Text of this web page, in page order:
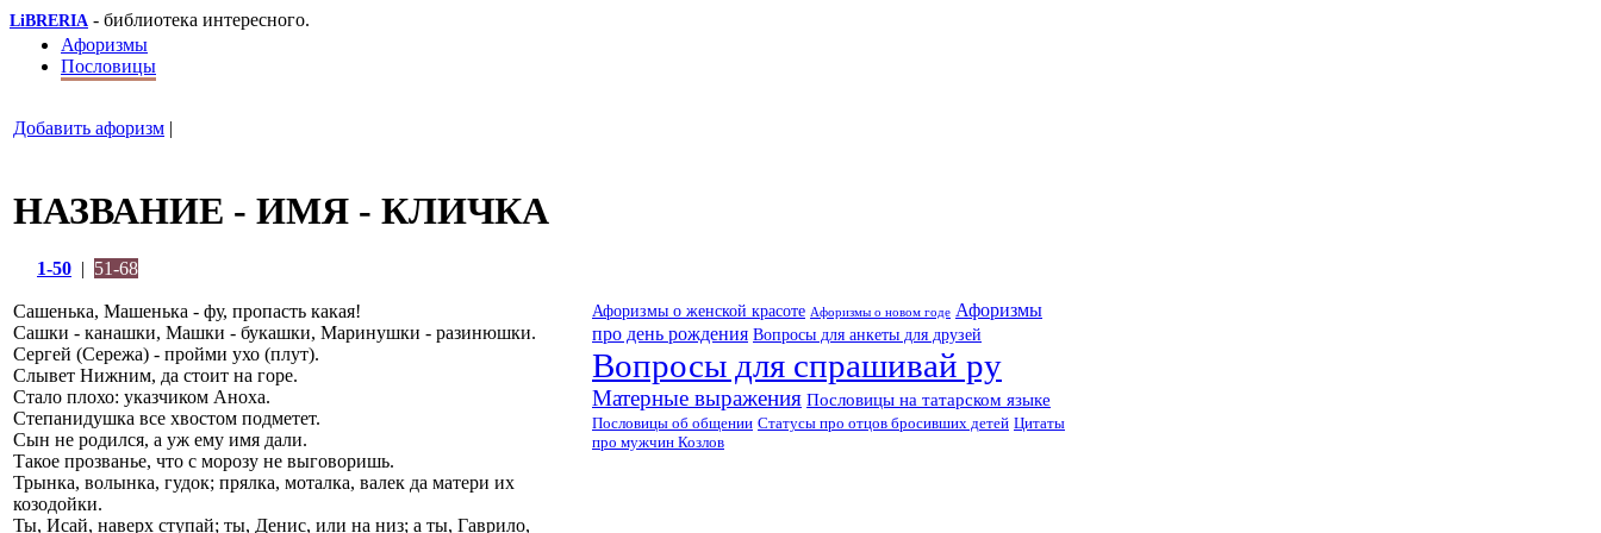
LiBRERIA - библиотека интересного.
Афоризмы
Пословицы
Добавить афоризм |
НАЗВАНИЕ - ИМЯ - КЛИЧКА
1-50 | 51-68
Сашенька, Машенька - фу, пропасть какая!
Сашки - канашки, Машки - букашки, Маринушки - разинюшки.
Сергей (Сережа) - пройми ухо (плут).
Слывет Нижним, да стоит на горе.
Стало плохо: указчиком Аноха.
Степанидушка все хвостом подметет.
Сын не родился, а уж ему имя дали.
Такое прозванье, что с морозу не выговоришь.
Трынка, волынка, гудок; прялка, моталка, валек да матери их
козодойки.
Ты, Исай, наверх ступай; ты, Денис, или на низ; а ты, Гаврило,
Афоризмы о женской красоте Афоризмы о новом годе Афоризмы
про день рождения Вопросы для анкеты для друзей
Вопросы для спрашивай ру
Матерные выражения Пословицы на татарском языке
Пословицы об общении Статусы про отцов бросивших детей Цитаты
про мужчин Козлов